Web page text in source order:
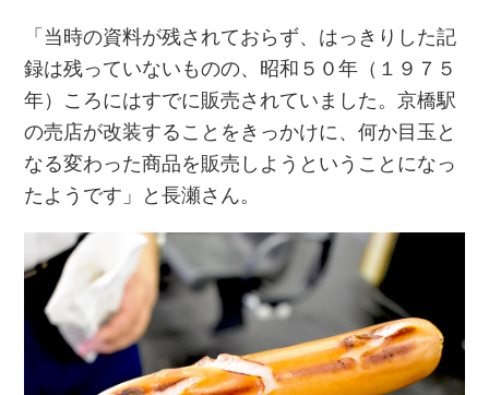
「当時の資料が残されておらず、はっきりした記
録は残っていないものの、昭和５０年（１９７５
年）ころにはすでに販売されていました。京橋駅
の売店が改装することをきっかけに、何か目玉と
なる変わった商品を販売しようということになっ
たようです」と長瀬さん。